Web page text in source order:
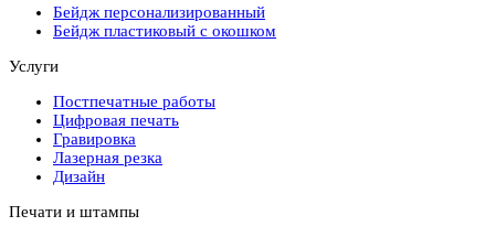
Бейдж персонализированный
Бейдж пластиковый с окошком
Услуги
Постпечатные работы
Цифровая печать
Гравировка
Лазерная резка
Дизайн
Печати и штампы